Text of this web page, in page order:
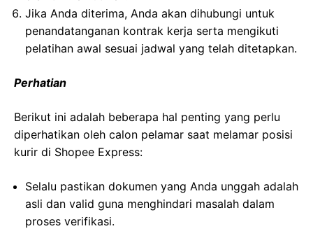
Jika Anda diterima, Anda akan dihubungi untuk
penandatanganan kontrak kerja serta mengikuti
pelatihan awal sesuai jadwal yang telah ditetapkan.
Perhatian
Berikut ini adalah beberapa hal penting yang perlu
diperhatikan oleh calon pelamar saat melamar posisi
kurir di Shopee Express:
Selalu pastikan dokumen yang Anda unggah adalah
asli dan valid guna menghindari masalah dalam
proses verifikasi.